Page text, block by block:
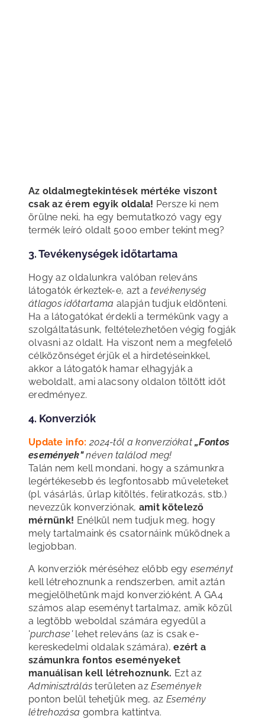
Az oldalmegtekintések mértéke viszont
csak az érem egyik oldala! Persze ki nem
örülne neki, ha egy bemutatkozó vagy egy
termék leíró oldalt 5000 ember tekint meg?
3. Tevékenységek időtartama
Hogy az oldalunkra valóban releváns
látogatók érkeztek-e, azt atevékenység
átlagos időtartama alapján tudjuk eldönteni.
Ha a látogatókat érdekli a termékünk vagy a
szolgáltatásunk, feltételezhetően végig fogják
olvasni az oldalt. Ha viszont nem a megfelelő
célközönséget érjük el a hirdetéseinkkel,
akkor a látogatók hamar elhagyják a
weboldalt, ami alacsony oldalon töltött időt
eredményez.
4. Konverziók
Update info: 2024-től a konverziókat„Fontos
események"néven találod meg!
Talán nem kell mondani, hogy a számunkra
legértékesebb és legfontosabb műveleteket
(pl. vásárlás, űrlap kitöltés, feliratkozás, stb.)
nevezzük konverziónak, amit kötelező
mérnünk! Enélkül nem tudjuk meg, hogy
mely tartalmaink és csatornáink működnek a
legjobban.
A konverziók méréséhez előbb egy eseményt
kell létrehoznunk a rendszerben, amit aztán
megjelölhetünk majd konverzióként. A GA4
számos alap eseményt tartalmaz, amik közül
a legtöbb weboldal számára egyedül a
'purchase'lehet releváns (az is csak e-
kereskedelmi oldalak számára),ezért a
számunkra fontos eseményeket
manuálisan kell létrehoznunk. Ezt az
Adminisztrálás területen azEsemények
ponton belül tehetjük meg, az Esemény
létrehozása gombra kattintva.